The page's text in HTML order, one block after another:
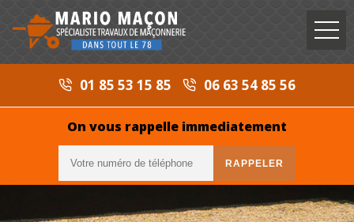
01 85 53 15 85 06 63 54 85 56
On vous rappelle immediatement